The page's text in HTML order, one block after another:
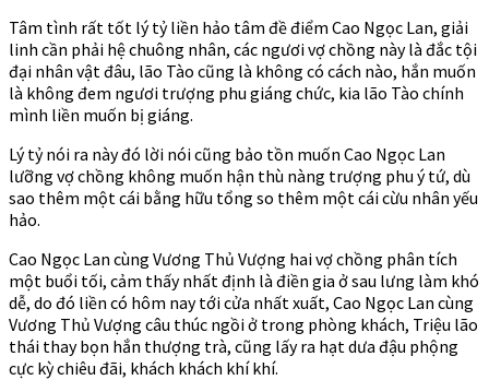
Tâm tình rất tốt lý tỷ liền hảo tâm đề điểm Cao Ngọc Lan, giải
linh cần phải hệ chuông nhân, các ngươi vợ chồng này là đắc tội
đại nhân vật đâu, lão Tào cũng là không có cách nào, hắn muốn
là không đem ngươi trượng phu giáng chức, kia lão Tào chính
mình liền muốn bị giáng.
Lý tỷ nói ra này đó lời nói cũng bảo tồn muốn Cao Ngọc Lan
lưỡng vợ chồng không muốn hận thù nàng trượng phu ý tứ, dù
sao thêm một cái bằng hữu tổng so thêm một cái cừu nhân yếu
hảo.
Cao Ngọc Lan cùng Vương Thủ Vượng hai vợ chồng phân tích
một buổi tối, cảm thấy nhất định là điền gia ở sau lưng làm khó
dễ, do đó liền có hôm nay tới cửa nhất xuất, Cao Ngọc Lan cùng
Vương Thủ Vượng câu thúc ngồi ở trong phòng khách, Triệu lão
thái thay bọn hắn thượng trà, cũng lấy ra hạt dưa đậu phộng
cực kỳ chiêu đãi, khách khách khí khí.